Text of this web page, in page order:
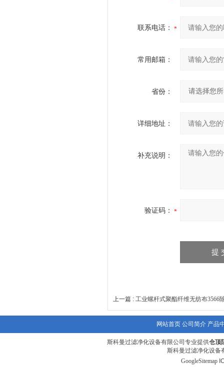
联系电话：
常用邮箱：
省份：
详细地址：
补充说明：
验证码：
上一篇 : 工业螺杆式聚酯纤维无纺布3566
网站首页 公司简介 产品
斯科曼过滤净化设备有限公司专业提供仓顶
斯科曼过滤净化设备
GoogleSitemap